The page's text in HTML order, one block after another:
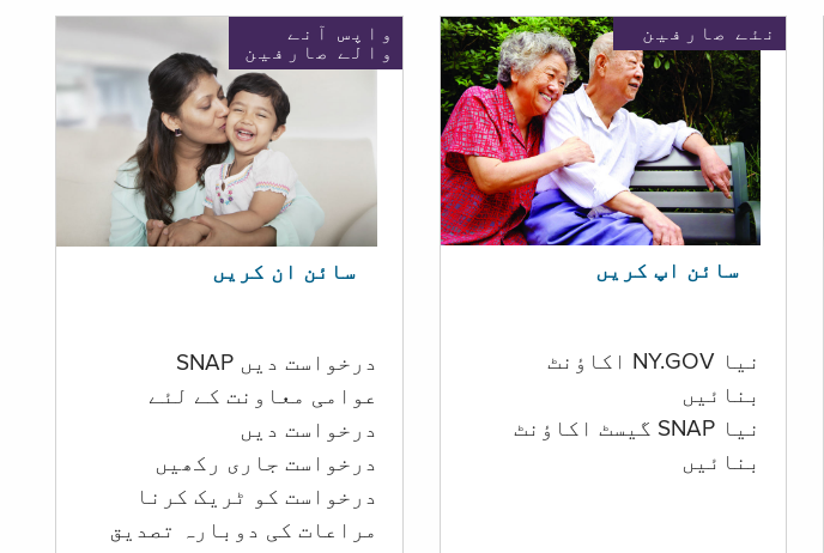
واپس آنے
والے صارفین
سائن ان کریں
درخواست دیں SNAP
عوامی معاونت کے لئے
درخواست دیں
درخواست جاری رکھیں
درخواست کو ٹریک کرنا
مراعات کی دوبارہ تصدیق
نئے صارفین
سائن اپ کریں
نیا NY.GOV اکاؤنٹ
بنائیں
نیا SNAP گیسٹ اکاؤنٹ
بنائیں